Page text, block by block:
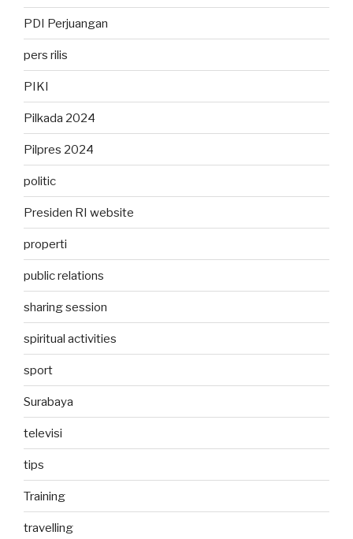
PDI Perjuangan
pers rilis
PIKI
Pilkada 2024
Pilpres 2024
politic
Presiden RI website
properti
public relations
sharing session
spiritual activities
sport
Surabaya
televisi
tips
Training
travelling